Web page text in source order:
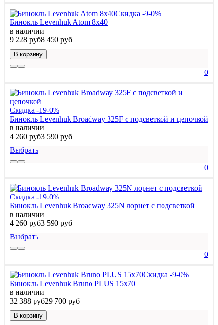
Скидка -9-0%
Бинокль Levenhuk Atom 8x40
в наличии
9 228 руб8 450 руб
В корзину
0
Скидка -19-0%
Бинокль Levenhuk Broadway 325F с подсветкой и цепочкой
в наличии
4 260 руб3 590 руб
Выбрать
0
Скидка -19-0%
Бинокль Levenhuk Broadway 325N лорнет с подсветкой
в наличии
4 260 руб3 590 руб
Выбрать
0
Скидка -9-0%
Бинокль Levenhuk Bruno PLUS 15x70
в наличии
32 388 руб29 700 руб
В корзину